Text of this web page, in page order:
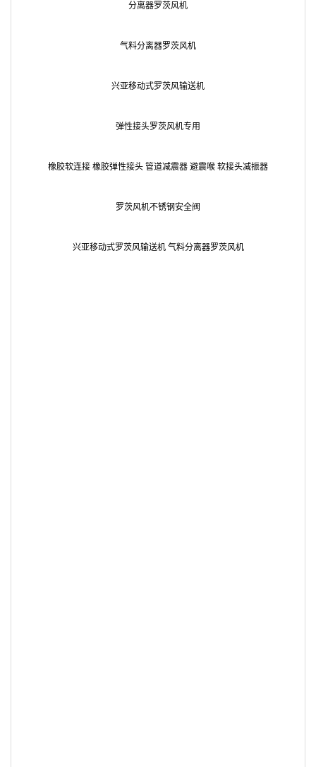
分离器罗茨风机
气料分离器罗茨风机
兴亚移动式罗茨风输送机
弹性接头罗茨风机专用
橡胶软连接 橡胶弹性接头 管道减震器 避震喉 软接头减振器
罗茨风机不锈钢安全阀
兴亚移动式罗茨风输送机 气料分离器罗茨风机